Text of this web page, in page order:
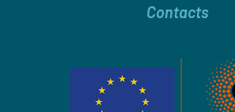
Contacts